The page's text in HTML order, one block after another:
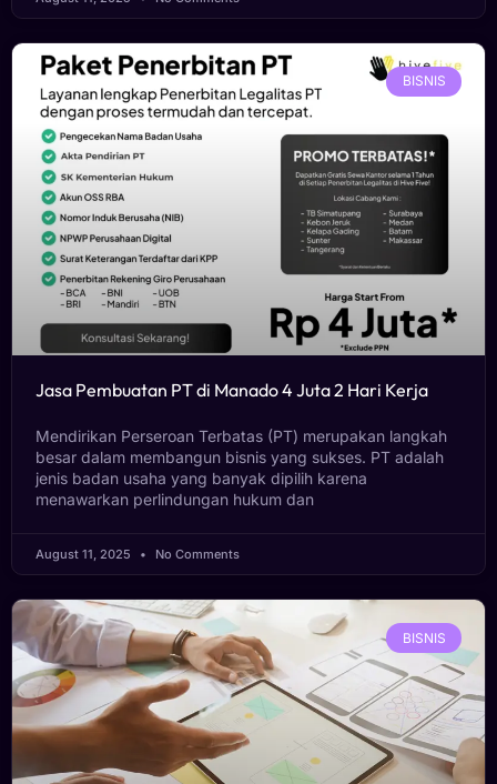
BISNIS
Jasa Pembuatan PT di Manado 4 Juta 2 Hari Kerja
Mendirikan Perseroan Terbatas (PT) merupakan langkah
besar dalam membangun bisnis yang sukses. PT adalah
jenis badan usaha yang banyak dipilih karena
menawarkan perlindungan hukum dan
August 11, 2025 No Comments
BISNIS